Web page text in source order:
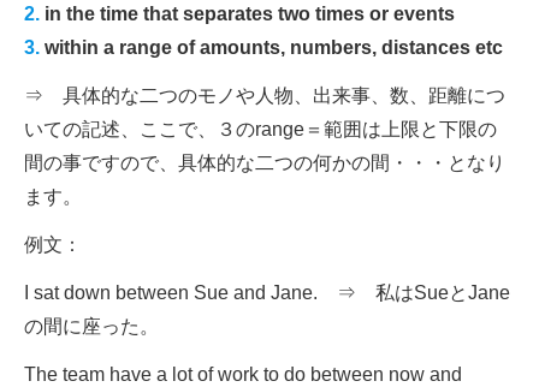
2. in the time that separates two times or events
3. within a range of amounts, numbers, distances etc
⇒ 具体的な二つのモノや人物、出来事、数、距離につ
いての記述、ここで、３のrange＝範囲は上限と下限の
間の事ですので、具体的な二つの何かの間・・・となり
ます。
例文：
I sat down between Sue and Jane. ⇒ 私はSueとJane
の間に座った。
The team have a lot of work to do between now and